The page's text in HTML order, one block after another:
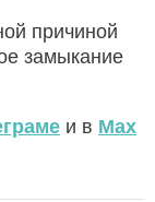
причиной
замыкание
и в Max